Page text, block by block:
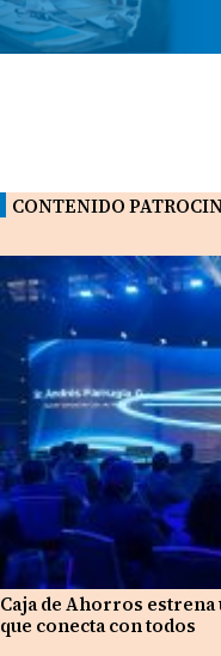
CONTENIDO
Caja de Ahorros
que conecta con todos